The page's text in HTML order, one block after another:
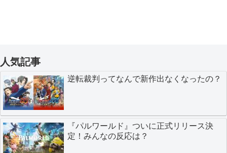
人気記事
逆転裁判ってなんで新作出なくなったの？
『パルワールド』ついに正式リリース決
定！みんなの反応は？